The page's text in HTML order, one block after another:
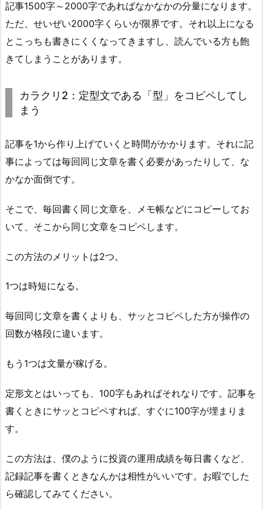
記事1500字～2000字であればなかなかの分量になります。
ただ、せいぜい2000字くらいが限界です。それ以上になる
とこっちも書きにくくなってきますし、読んでいる方も飽
きてしまうことがあります。
カラクリ2：定型文である「型」をコピペしてし
まう
記事を1から作り上げていくと時間がかかります。それに記
事によっては毎回同じ文章を書く必要があったりして、な
かなか面倒です。
そこで、毎回書く同じ文章を、メモ帳などにコピーしてお
いて、そこから同じ文章をコピペします。
この方法のメリットは2つ。
1つは時短になる。
毎回同じ文章を書くよりも、サッとコピペした方が操作の
回数が格段に違います。
もう1つは文量が稼げる。
定形文とはいっても、100字もあればそれなりです。記事を
書くときにサッとコピペすれば、すぐに100字が埋まりま
す。
この方法は、僕のように投資の運用成績を毎日書くなど、
記録記事を書くときなんかは相性がいいです。お暇でした
ら確認してみてください。